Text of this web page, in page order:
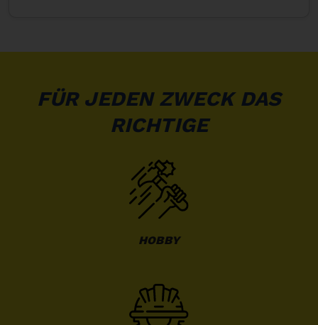
FÜR JEDEN ZWECK DAS
RICHTIGE
HOBBY